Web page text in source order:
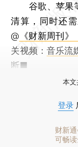
谷歌、苹果等
清算，同时还
@ 《财新周刊》
关视频： 音乐流
断■
本文
登录
财新
可畅